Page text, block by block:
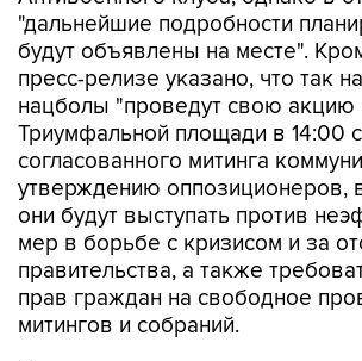
"дальнейшие подробности
будут объявлены на месте".
пресс-релизе указано, что так
нацболы "проведут свою акцию
Триумфальной площади в 14:00
согласованного митинга
утверждению оппозиционеров,
они будут выступать против
мер в борьбе с кризисом и за
правительства, а также
прав граждан на свободное
митингов и собраний.